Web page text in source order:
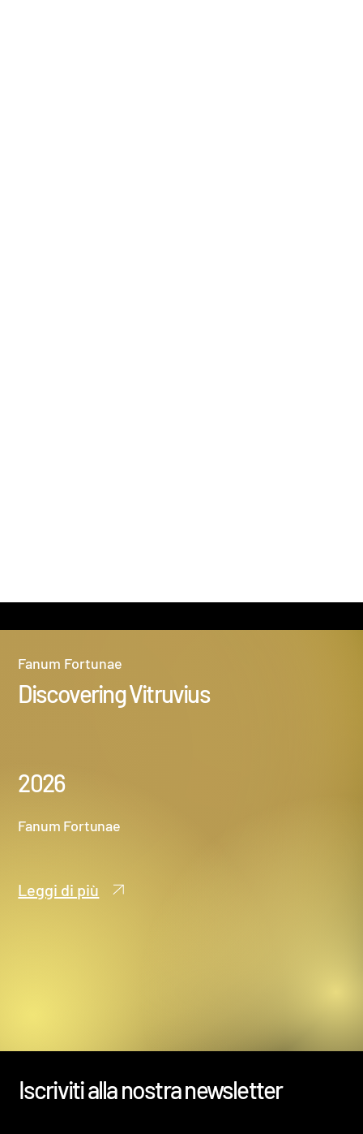
Fanum Fortunae
Discovering Vitruvius
Fanum Fortunae
Leggi di più
2026
Iscriviti alla nostra newsletter